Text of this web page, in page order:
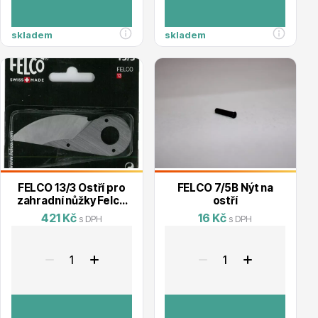
Drobná ovoce
Substráty, hnojiva, kůra
skladem skladem
FELCO 13/3 Ostří pro
zahradní nůžky Felco
13
421 Kč s DPH
FELCO 7/5B Nýt na
ostří
16 Kč s DPH